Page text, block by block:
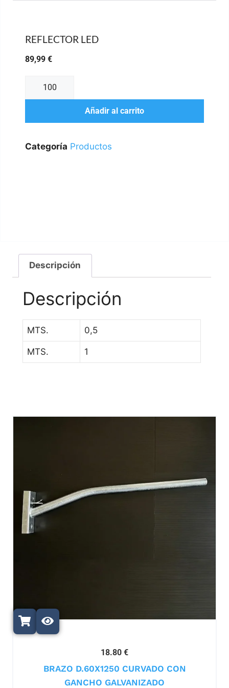
REFLECTOR LED
89,99 €
Añadir al carrito
Categoría Productos
Descripción
Descripción
MTS. 0,5
MTS. 1
18.80 €
BRAZO D.60X1250 CURVADO CON
GANCHO GALVANIZADO